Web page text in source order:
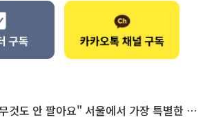
안 팔아요" 서울에서 가장 특별한 편의점의 정체